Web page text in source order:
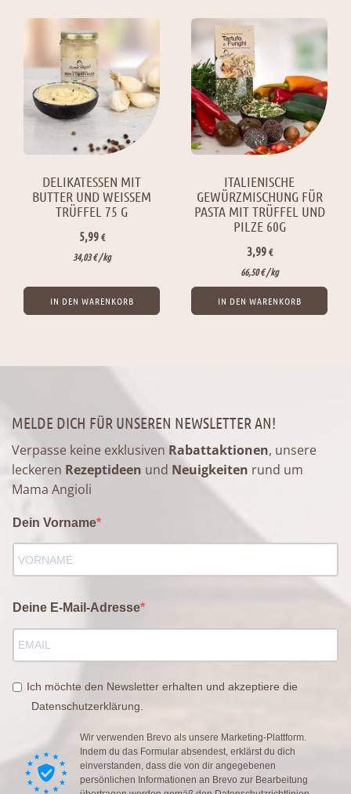
DELIKATESSEN MIT
BUTTER UND WEISSEM T
RÜFFEL 75 G
5,99€
34,03€/ kg
IN DEN WARENKORB
ITALIENISCHE
GEWÜRZMISCHUNG FÜR
PASTA MIT TRÜFFEL UND
PILZE 60G
3,99€
66,50€/ kg
IN DEN WARENKORB
MELDE DICH FÜR UNSEREN NEWSLETTER AN!
Verpasse keine exklusiven Rabattaktionen, unsere
leckeren Rezeptideen und Neuigkeiten rund um
Mama Angioli
Dein Vorname
Deine E-Mail-Adresse
Ich möchte den Newsletter erhalten und akzeptiere die
Datenschutzerklärung.
Wir verwenden Brevo als unsere Marketing-Plattform.
Indem du das Formular absendest, erklärst du dich
einverstanden, dass die von dir angegebenen
persönlichen Informationen an Brevo zur Bearbeitung